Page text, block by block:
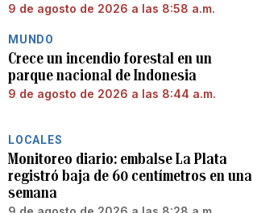
9 de agosto de 2026 a las 8:58 a.m.
MUNDO
Crece un incendio forestal en un
parque nacional de Indonesia
9 de agosto de 2026 a las 8:44 a.m.
LOCALES
Monitoreo diario: embalse La Plata
registró baja de 60 centímetros en una
semana